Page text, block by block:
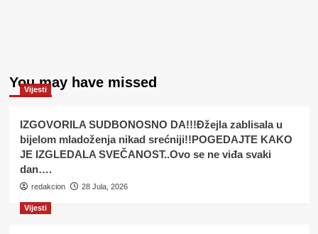
You may have missed
Vijesti
IZGOVORILA SUDBONOSNO DA!!!Đžejla zablisala u
bijelom mladoženja nikad srećniji!!POGEDAJTE KAKO
JE IZGLEDALA SVEČANOST..Ovo se ne viđa svaki
dan….
redakcion 28 Jula, 2026
Vijesti